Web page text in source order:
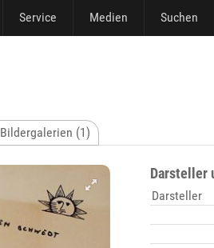
Service Medien Suchen
Bildergalerien (1)
Darsteller
Darsteller